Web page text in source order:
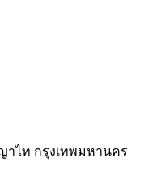
าไท กรุงเทพมหานคร